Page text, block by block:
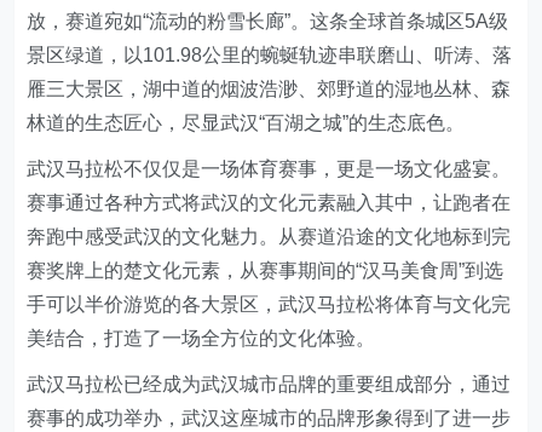
放，赛道宛如“流动的粉雪长廊”。这条全球首条城区5A级
景区绿道，以101.98公里的蜿蜒轨迹串联磨山、听涛、落
雁三大景区，湖中道的烟波浩渺、郊野道的湿地丛林、森
林道的生态匠心，尽显武汉“百湖之城”的生态底色。
武汉马拉松不仅仅是一场体育赛事，更是一场文化盛宴。
赛事通过各种方式将武汉的文化元素融入其中，让跑者在
奔跑中感受武汉的文化魅力。从赛道沿途的文化地标到完
赛奖牌上的楚文化元素，从赛事期间的“汉马美食周”到选
手可以半价游览的各大景区，武汉马拉松将体育与文化完
美结合，打造了一场全方位的文化体验。
武汉马拉松已经成为武汉城市品牌的重要组成部分，通过
赛事的成功举办，武汉这座城市的品牌形象得到了进一步